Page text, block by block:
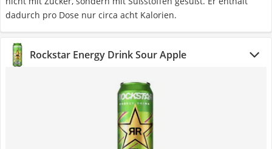
dadurch pro Dose nur circa acht Kalorien.
Rockstar Energy Drink Sour Apple